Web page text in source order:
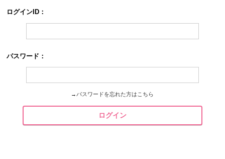
ログインID：
パスワード：
→ パスワードを忘れた方はこちら
ログイン